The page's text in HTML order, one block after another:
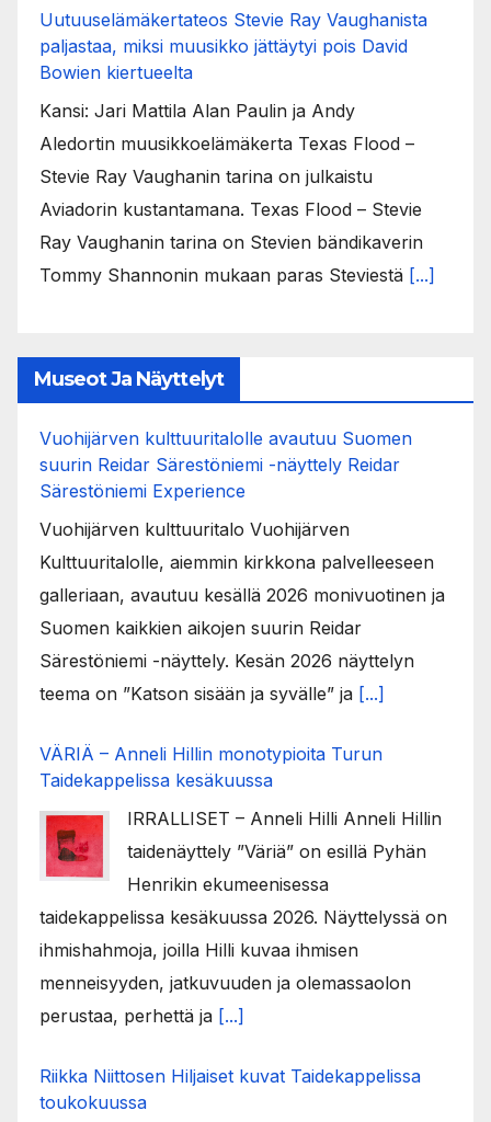
Uutuuselämäkertateos Stevie Ray Vaughanista
paljastaa, miksi muusikko jättäytyi pois David
Bowien kiertueelta
Kansi: Jari Mattila Alan Paulin ja Andy
Aledortin muusikkoelämäkerta Texas Flood –
Stevie Ray Vaughanin tarina on julkaistu
Aviadorin kustantamana. Texas Flood – Stevie
Ray Vaughanin tarina on Stevien bändikaverin
Tommy Shannonin mukaan paras Steviestä [...]
Museot Ja Näyttelyt
Vuohijärven kulttuuritalolle avautuu Suomen
suurin Reidar Särestöniemi -näyttely Reidar
Särestöniemi Experience
Vuohijärven kulttuuritalo Vuohijärven
Kulttuuritalolle, aiemmin kirkkona palvelleeseen
galleriaan, avautuu kesällä 2026 monivuotinen ja
Suomen kaikkien aikojen suurin Reidar
Särestöniemi -näyttely. Kesän 2026 näyttelyn
teema on ”Katson sisään ja syvälle” ja [...]
VÄRIÄ – Anneli Hillin monotypioita Turun
Taidekappelissa kesäkuussa
IRRALLISET – Anneli Hilli Anneli Hillin
taidenäyttely ”Väriä” on esillä Pyhän
Henrikin ekumeenisessa
taidekappelissa kesäkuussa 2026. Näyttelyssä on
ihmishahmoja, joilla Hilli kuvaa ihmisen
menneisyyden, jatkuvuuden ja olemassaolon
perustaa, perhettä ja [...]
Riikka Niittosen Hiljaiset kuvat Taidekappelissa
toukokuussa